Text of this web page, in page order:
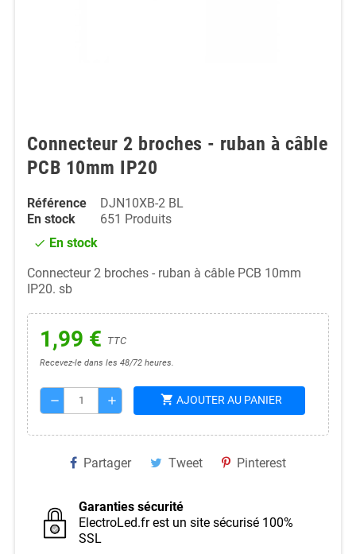
Connecteur 2 broches - ruban à câble
PCB 10mm IP20
Référence
DJN10XB-2 BL
En stock
651 Produits
check En stock
Connecteur 2 broches - ruban à câble PCB 10mm
IP20. sb
1,99 € TTC
Recevez-le dans les 48/72 heures.
remove add shopping_cart AJOUTER AU PANIER
Partager Tweet Pinterest
Garanties sécurité
ElectroLed.fr est un site sécurisé 100%
SSL